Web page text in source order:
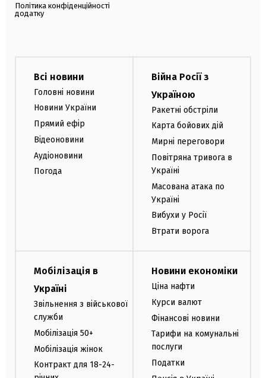
Політика конфіденційності
додатку
Всі новини
Головні новини
Новини України
Прямий ефір
Відеоновини
Аудіоновини
Погода
Війна Росії з
Україною
Ракетні обстріли
Карта бойових дій
Мирні переговори
Повітряна тривога в
Україні
Масована атака по
Україні
Вибухи у Росії
Втрати ворога
Мобілізація в
Україні
Звільнення з військової
служби
Мобілізація 50+
Мобілізація жінок
Контракт для 18-24-
Новини економіки
Ціна нафти
Курси валют
Фінансові новини
Тарифи на комунальні
послуги
Податки